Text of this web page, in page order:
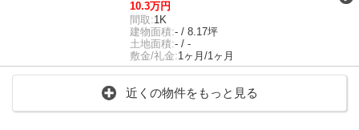
10.3万円
間取:1K
建物面積:- / 8.17坪
土地面積:- / -
敷金/礼金:1ヶ月/1ヶ月
近くの物件をもっと見る